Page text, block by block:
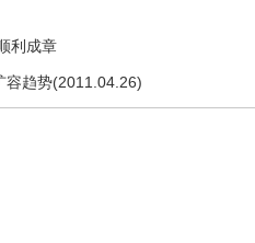
利成章
容趋势(2011.04.26)